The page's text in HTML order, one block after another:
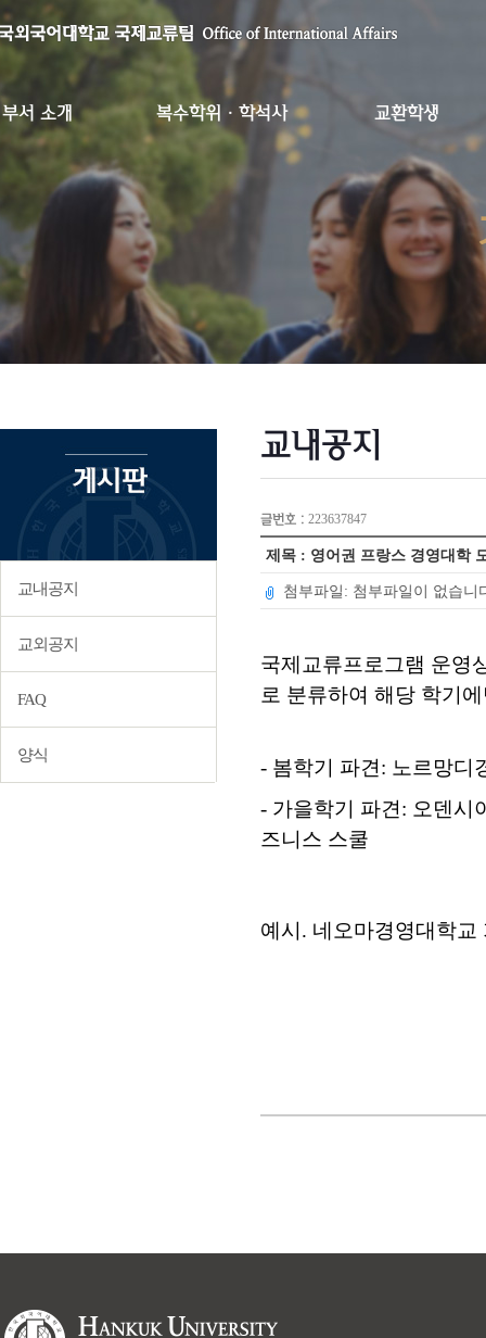
부서 소개 복수학위·학석사 교환학생
교내공지
교외공지
FAQ
양식
교내공지
글번호 : 223637847
제목 : 영어권 프랑스 경영대학
첨부파일: 첨부파일이 없습니
국제교류프로그램 운영
로 분류하여 해당 학기
- 봄학기 파견: 노르망디
- 가을학기 파견: 오덴시
즈니스 스쿨
예시. 네오마경영대학교